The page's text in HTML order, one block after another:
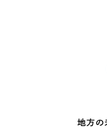
地方の